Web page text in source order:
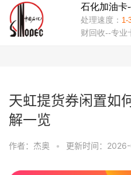
天虹提货券闲置如
解一览
作者：杰奥 • 更新时间：